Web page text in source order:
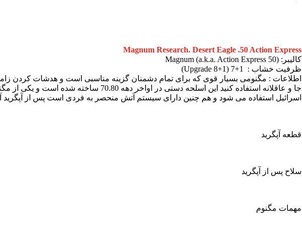
Magnum Research. Desert Eagle .50 Action Express
کالیبر: (50 Magnum (a.k.a. Action Express
ظرفیت خشاب : 1+7 (1+8 Upgrade)
اطلاعات : مگنومی بسیار قوی که برای تمام دشمنان گزینه مناسبی است و هدشات کردن
جا و عاقلانه استفاده کنید این اسلحه دستی
اسرائیل استفاده می شود و هم چنین دارای سیستم آتش منحصر به فردی است پس از آپگرید
قطعه آپگرید
سلاح پس از آپگرید
مهمات مگنوم